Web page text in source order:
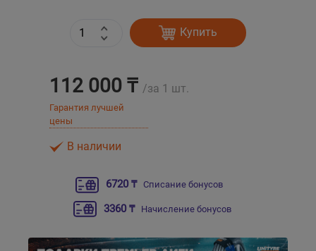
Купить
112 000 ₸ /за 1 шт.
Гарантия лучшей
цены
В наличии
6720 ₸ Списание бонусов
3360 ₸ Начисление бонусов
Шымкент
Экибастуз
Бишкек